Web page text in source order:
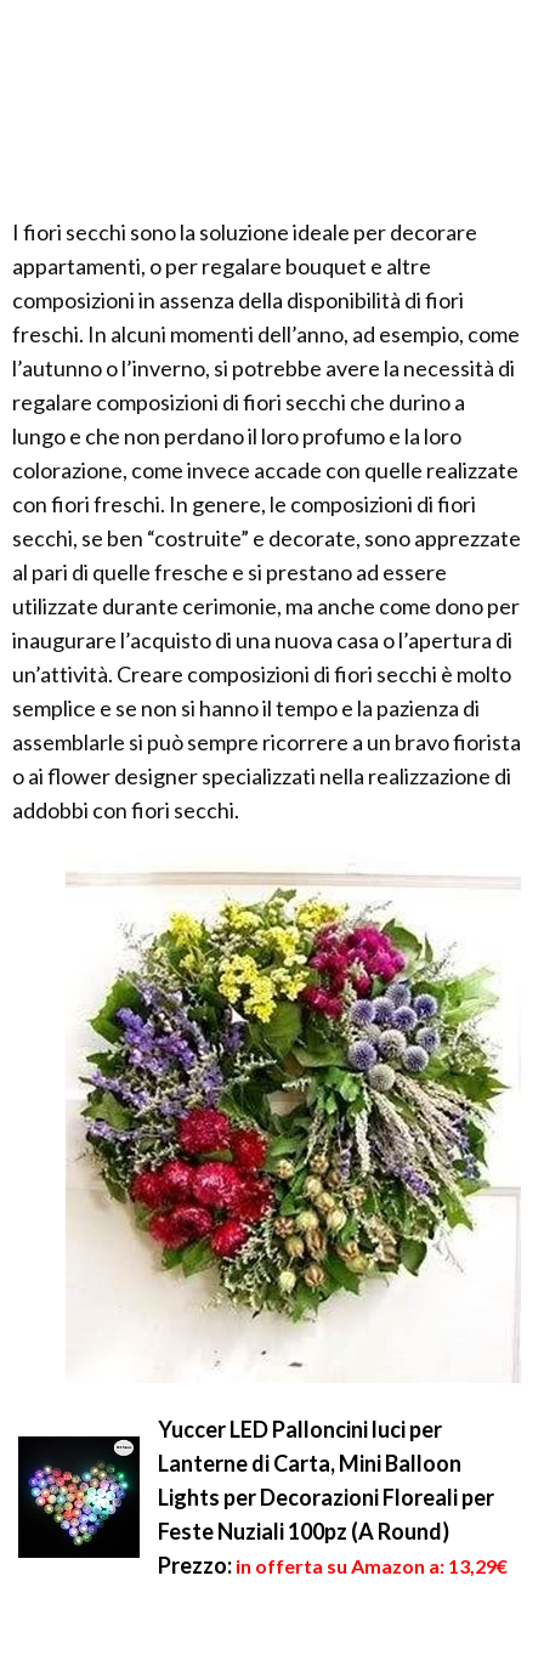
I fiori secchi sono la soluzione ideale per decorare
appartamenti, o per regalare bouquet e altre
composizioni in assenza della disponibilità di fiori
freschi. In alcuni momenti dell’anno, ad esempio, come
l’autunno o l’inverno, si potrebbe avere la necessità di
regalare composizioni di fiori secchi che durino a
lungo e che non perdano il loro profumo e la loro
colorazione, come invece accade con quelle realizzate
con fiori freschi. In genere, le composizioni di fiori
secchi, se ben “costruite” e decorate, sono apprezzate
al pari di quelle fresche e si prestano ad essere
utilizzate durante cerimonie, ma anche come dono per
inaugurare l’acquisto di una nuova casa o l’apertura di
un’attività. Creare composizioni di fiori secchi è molto
semplice e se non si hanno il tempo e la pazienza di
assemblarle si può sempre ricorrere a un bravo fiorista
o ai flower designer specializzati nella realizzazione di
addobbi con fiori secchi.
Yuccer LED Palloncini luci per
Lanterne di Carta, Mini Balloon
Lights per Decorazioni Floreali per
Feste Nuziali 100pz (A Round)
Prezzo: in offerta su Amazon a: 13,29€